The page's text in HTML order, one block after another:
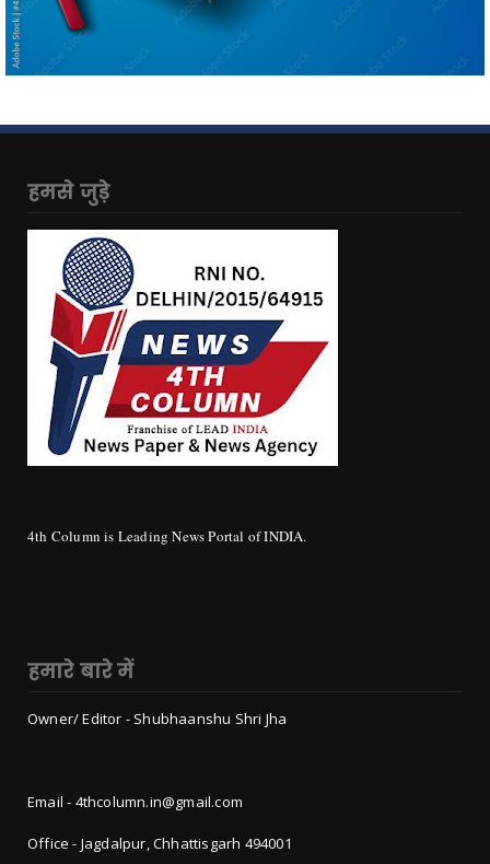
हमसे जुड़े
4th Column is Leading News Portal of INDIA.
हमारे बारे में
Owner/ Editor - Shubhaanshu Shri Jha
Email - 4thcolumn.in@gmail.com
Office - Jagdalpur, Chhattisgarh 494001